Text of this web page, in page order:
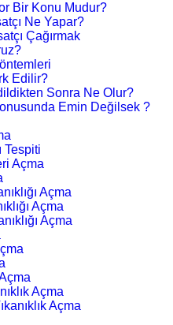
Bir Konu Mudur?
Ne Yapar?
Çağırmak
Edilir?
Sonra Ne Olur?
Emin Değilsek ?
Tespiti
Açma
Açma
Açma
Açma
Açma
Açma